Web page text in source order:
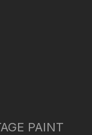
PAINT